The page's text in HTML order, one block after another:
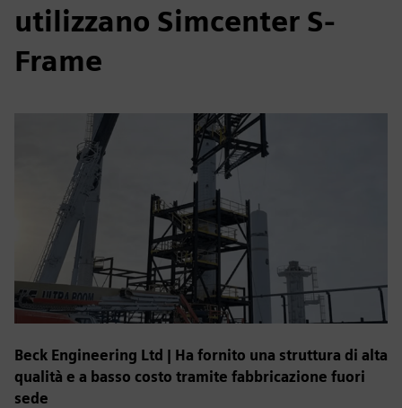
utilizzano Simcenter S-
Frame
Beck Engineering Ltd | Ha fornito una struttura di alta
qualità e a basso costo tramite fabbricazione fuori
sede